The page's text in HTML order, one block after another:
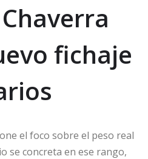
fichaje
el foco sobre el peso real
se concreta en ese rango,